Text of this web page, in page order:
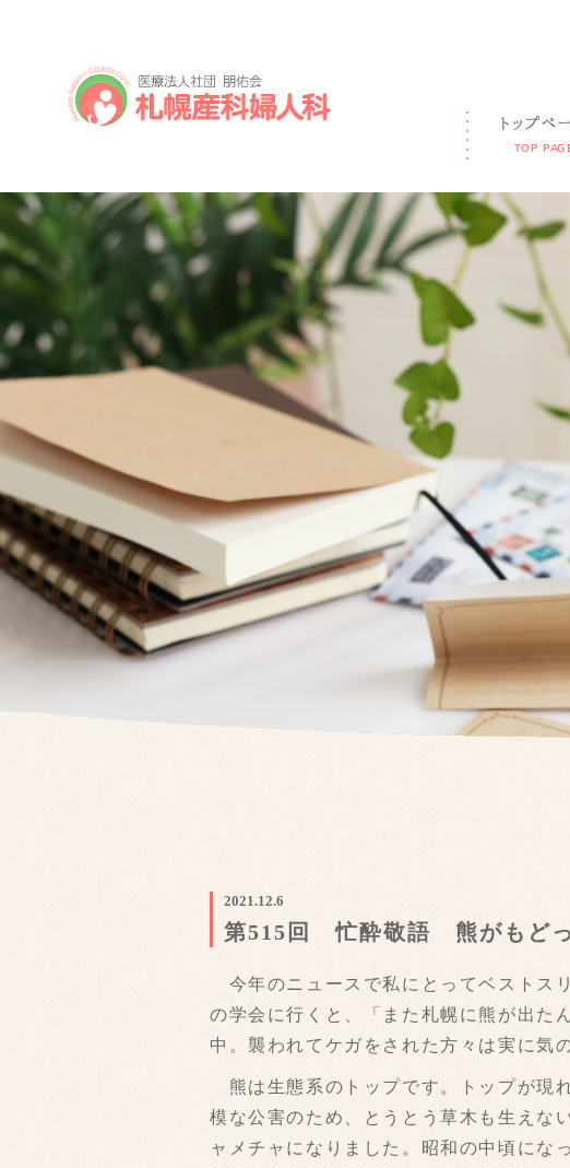
トップペ
TOP
2021.12.6
第515回 忙酔敬語 熊がもど
今年のニュースで私にとってベストス
の学会に行くと、「また札幌に熊が出た
中。襲われてケガをされた方々は実に気
熊は生態系のトップです。トップが現
模な公害のため、とうとう草木も生えな
ャメチャになりました。昭和の中頃にな